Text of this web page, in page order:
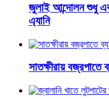
জুলাই আন্দোলন শুধু
এ্যানি
সাতক্ষীরায় বজ্রপাতে